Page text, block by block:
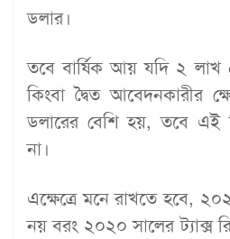
ডলার।
তবে বার্ষিক আয় যদি ২ লাখ
কিংবা দ্বৈত আবেদনকারীর
ডলারের বেশি হয়, তবে এই
না।
এক্ষেত্রে মনে রাখতে হবে,
নয় বরং ২০২০ সালের ট্যাক্স